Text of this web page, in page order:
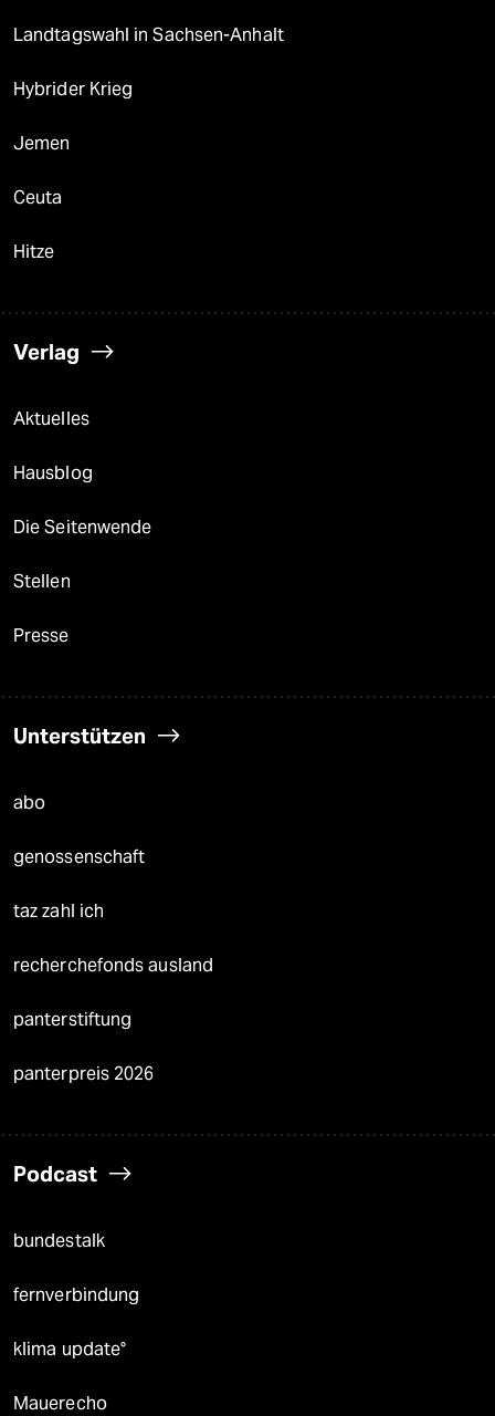
Landtagswahl in Sachsen-Anhalt
Hybrider Krieg
Jemen
Ceuta
Hitze
Verlag
Aktuelles
Hausblog
Die Seitenwende
Stellen
Presse
Unterstützen
abo
genossenschaft
taz zahl ich
recherchefonds ausland
panterstiftung
panterpreis 2026
Podcast
bundestalk
fernverbindung
klima update°
Mauerecho